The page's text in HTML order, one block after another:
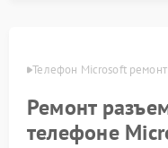
Телефон Microsoft ремонт
Ремонт
телефоне